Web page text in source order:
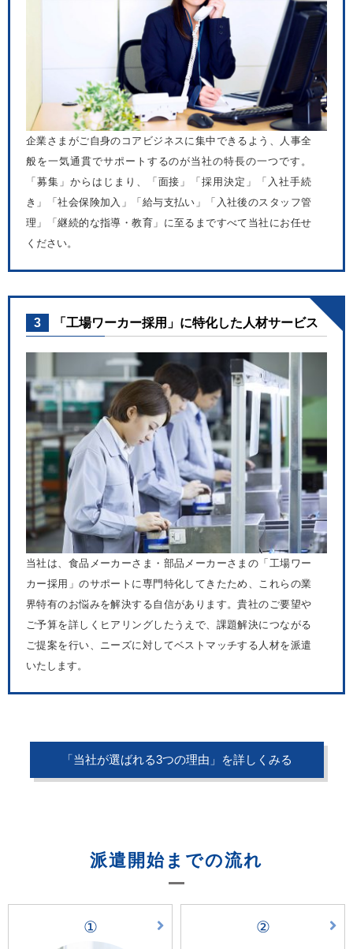
企業さまがご自身のコアビジネスに集中できるよう、人事全
般を一気通貫でサポートするのが当社の特長の一つです。
「募集」からはじまり、「面接」「採用決定」「入社手続
き」「社会保険加入」「給与支払い」「入社後のスタッフ管
理」「継続的な指導・教育」に至るまですべて当社にお任せ
ください。
3 「工場ワーカー採用」に特化した人材サービス
当社は、食品メーカーさま・部品メーカーさまの「工場ワー
カー採用」のサポートに専門特化してきたため、これらの業
界特有のお悩みを解決する自信があります。貴社のご要望や
ご予算を詳しくヒアリングしたうえで、課題解決につながる
ご提案を行い、ニーズに対してベストマッチする人材を派遣
いたします。
「当社が選ばれる3つの理由」を詳しくみる
派遣開始までの流れ
① ②